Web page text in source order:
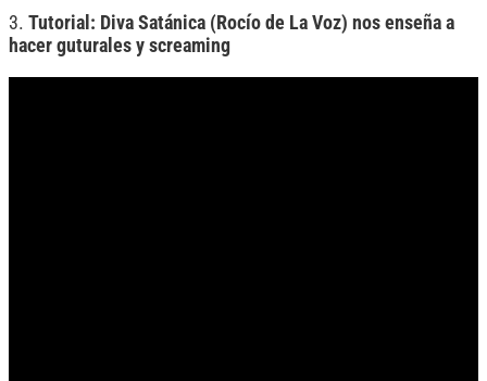
3. Tutorial: Diva Satánica (Rocío de La Voz) nos enseña a
hacer guturales y screaming